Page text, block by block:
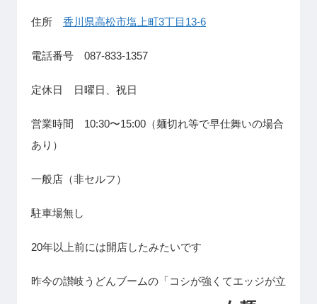
住所 香川県高松市塩上町3丁目13-6
電話番号 087-833-1357
定休日 日曜日、祝日
営業時間 10:30〜15:00（麺切れ等で早仕舞いの場合
あり）
一般店（非セルフ）
駐車場無し
20年以上前には開店したみたいです
昨今の讃岐うどんブームの「コシが強くてエッジが立